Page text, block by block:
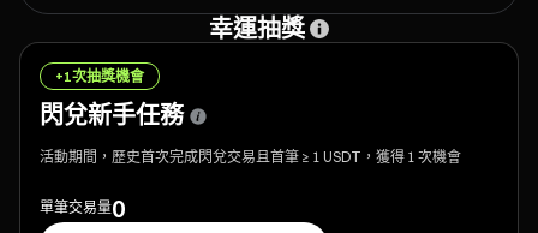
幸運抽獎
+1次抽獎機會
閃兌新手任務
活動期間，歷史首次完成閃兌交易且首筆 ≥ 1 USDT，獲得 1 次機會
單筆交易量0